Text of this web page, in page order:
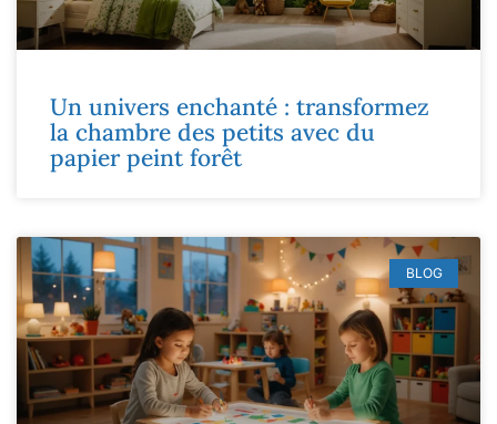
Un univers enchanté : transformez
la chambre des petits avec du
papier peint forêt
BLOG